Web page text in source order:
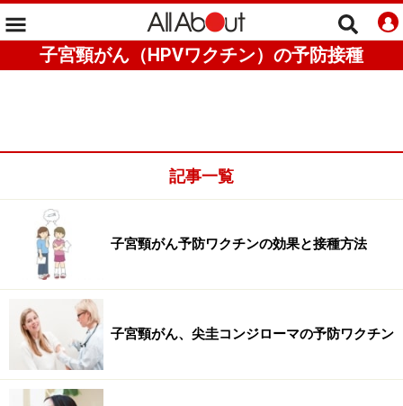
子宮頸がん（HPVワクチン）の予防接種
記事一覧
子宮頸がん予防ワクチンの効果と接種方法
子宮頸がん、尖圭コンジローマの予防ワクチン